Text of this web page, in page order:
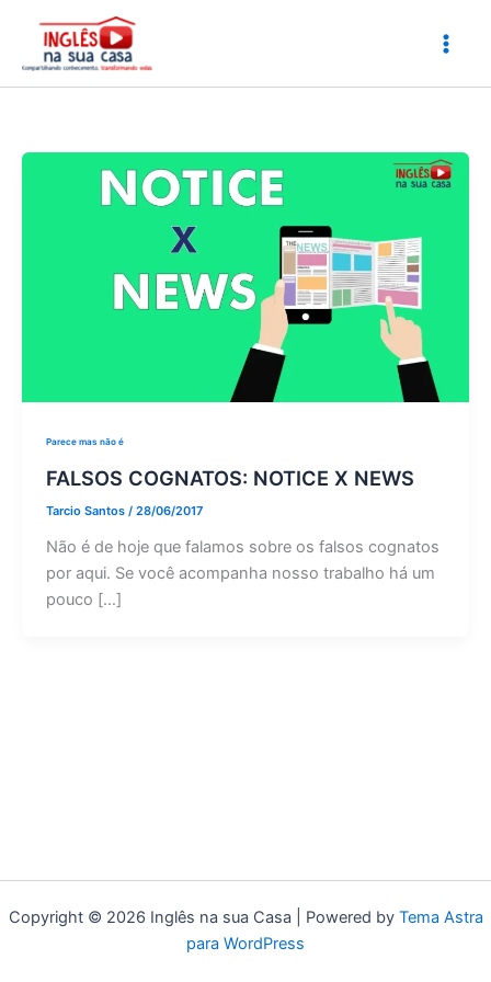
conteúdo
Parece mas não é
FALSOS COGNATOS: NOTICE X NEWS
Tarcio Santos / 28/06/2017
Não é de hoje que falamos sobre os falsos cognatos
por aqui. Se você acompanha nosso trabalho há um
pouco […]
Copyright © 2026 Inglês na sua Casa | Powered by Tema Astra
para WordPress